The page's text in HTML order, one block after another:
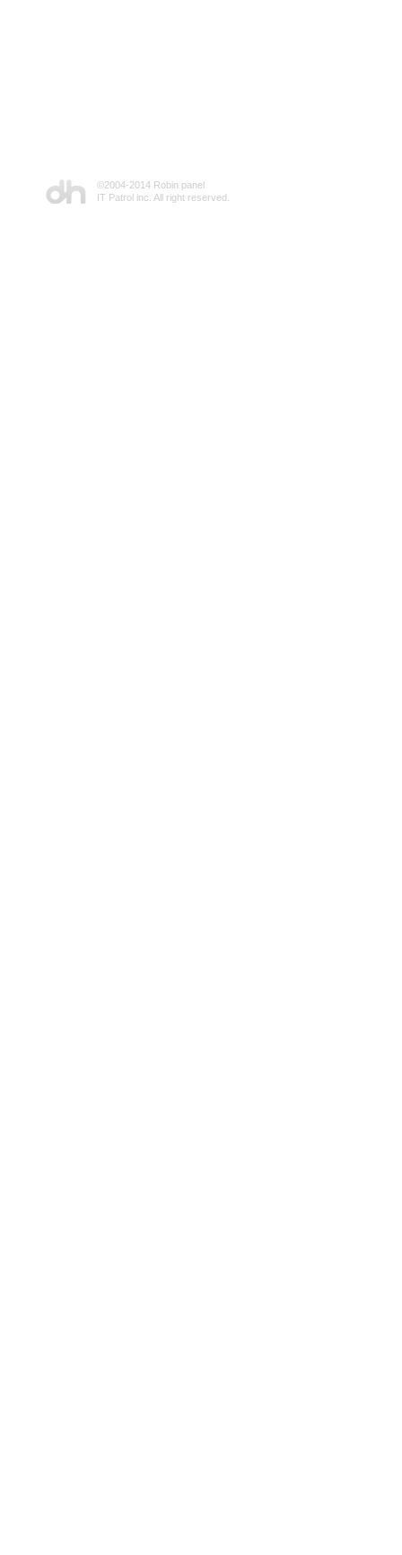
©2004-2014 Robin panel
IT Patrol inc. All right reserved.